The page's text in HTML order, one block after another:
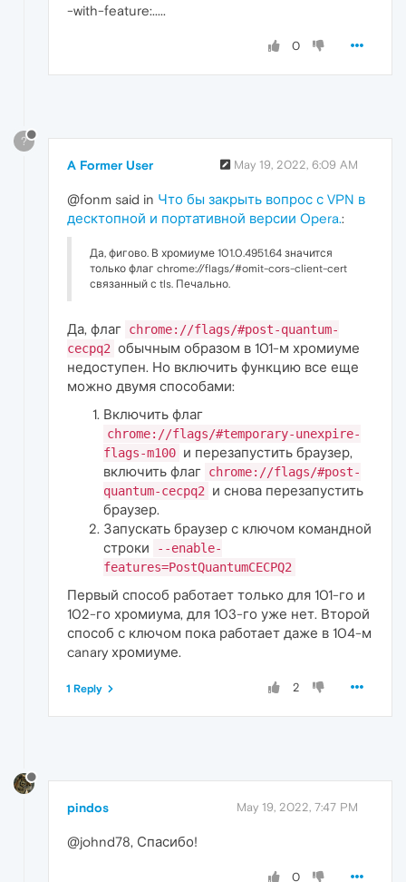
-with-feature:.....
0
?
A Former User May 19, 2022, 6:09 AM
@fonm said in Что бы закрыть вопрос с VPN в
десктопной и портативной версии Opera.:
Да, фигово. В хромиуме 101.0.4951.64 значится
только флаг chrome://flags/#omit-cors-client-cert
связанный с tls. Печально.
Да, флаг chrome://flags/#post-quantum-
cecpq2 обычным образом в 101-м хромиуме
недоступен. Но включить функцию все еще
можно двумя способами:
Включить флаг
chrome://flags/#temporary-unexpire-
flags-m100 и перезапустить браузер,
включить флаг chrome://flags/#post-
quantum-cecpq2
и снова перезапустить
браузер.
Запускать браузер с ключом командной
строки
--enable-
features=PostQuantumCECPQ2
Первый способ работает только для 101-го и
102-го хромиума, для 103-го уже нет. Второй
способ с ключом пока работает даже в 104-м
canary хромиуме.
2
1 Reply
pindos May 19, 2022, 7:47 PM
@johnd78, Спасибо!
0